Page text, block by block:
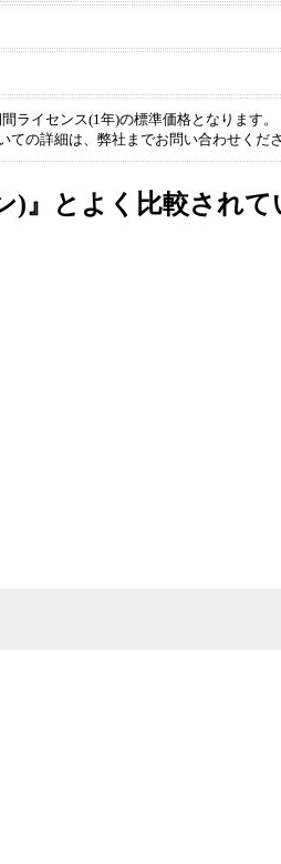
ライセンス(1年)の標準価格となります。
の詳細は、弊社までお問い合わせくださ
)』とよく比較され